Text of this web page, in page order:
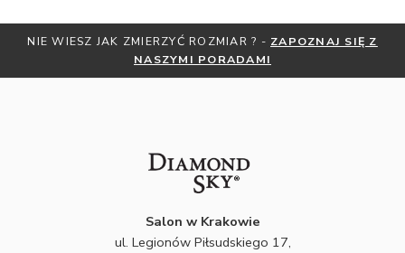
NIE WIESZ JAK ZMIERZYĆ ROZMIAR ? - ZAPOZNAJ SIĘ Z
NASZYMI PORADAMI
Salon w Krakowie
ul. Legionów Piłsudskiego 17,